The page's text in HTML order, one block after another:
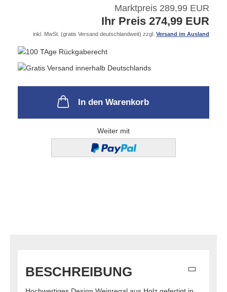
Marktpreis 289,99 EUR
Ihr Preis 274,99 EUR
inkl. MwSt. (gratis Versand deutschlandweit) zzgl. Versand im Ausland
In den Warenkorb
Weiter mit
BESCHREIBUNG